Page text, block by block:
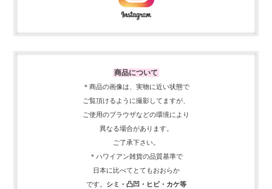
商品について
＊商品の画像は、実物に近い状態で
ご覧頂けるように撮影してますが、
ご使用のブラウザなどの環境により
異なる場合があります。
ご了承下さい。
＊ハワイアン雑貨の品質基準で
日本に比べてとてもおおらか
です。
シミ・凸凹・ヒビ・カケ等